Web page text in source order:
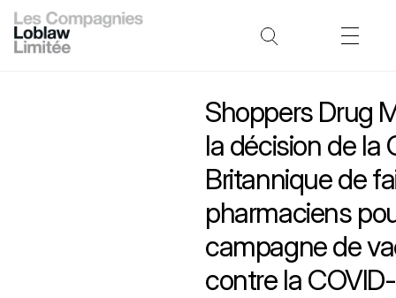
Shoppers Drug
la décision de la
Britannique de
pharmaciens
campagne de
contre la